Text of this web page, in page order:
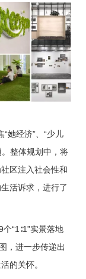
她经济”、“少儿
。整体规划中，将
区注入社会性和
活诉求，进行了
个“1∶1”实景落地
，进一步传递出
的关怀。